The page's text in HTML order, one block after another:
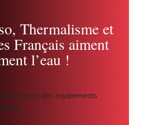
Thermalisme et
Français aiment
l’eau !